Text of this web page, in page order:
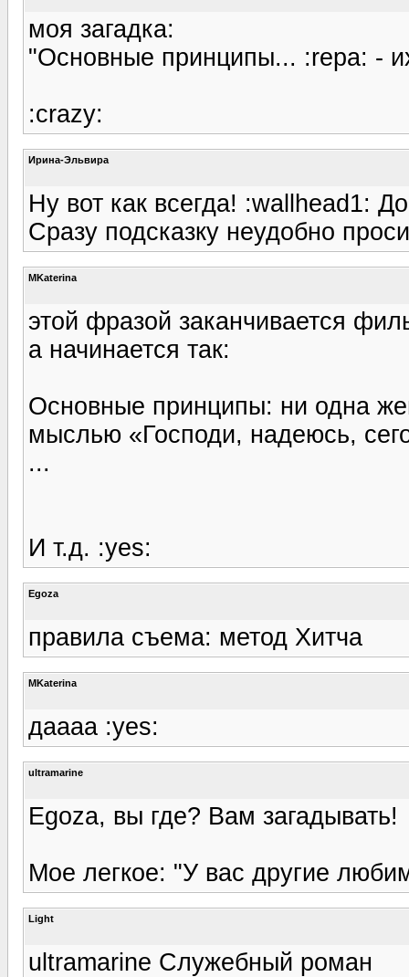
моя загадка:
"Основные принципы... :repa: -
:crazy:
Ирина-Эльвира
Ну вот как всегда! :wallhead1:
Сразу подсказку неудобно
MKaterina
этой фразой заканчивается
а начинается так:
Основные принципы: ни одна
мыслью «Господи, надеюсь,
...
И т.д. :yes:
Egoza
правила съема: метод Хитча
MKaterina
даааа :yes:
ultramarine
Egoza, вы где? Вам загадывать!
Мое легкое: "У вас другие
Light
ultramarine Служебный роман